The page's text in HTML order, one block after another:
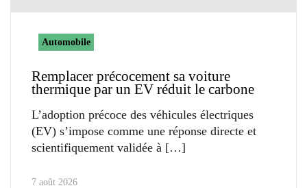
Automobile
Remplacer précocement sa voiture
thermique par un EV réduit le carbone
L’adoption précoce des véhicules électriques
(EV) s’impose comme une réponse directe et
scientifiquement validée à
7 août 2026